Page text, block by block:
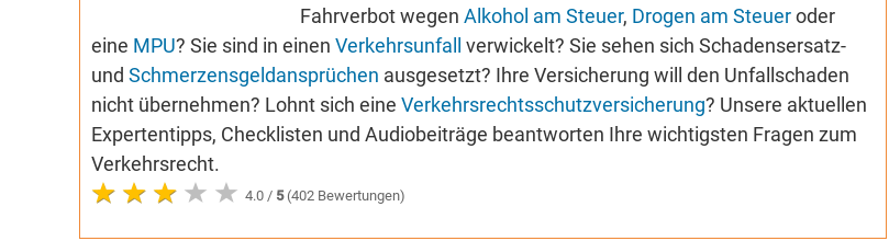
Fahrverbot wegen Alkohol am Steuer, Drogen am Steueroder
eine MPU? Sie sind in einen Verkehrsunfall
verwickelt? Sie sehen sich Schadensersatz-
und Schmerzensgeldansprüchen ausgesetzt? Ihre Versicherung will den Unfallschaden
nicht übernehmen? Lohnt sich eine Verkehrsrechtsschutzversicherung? Unsere aktuellen
Expertentipps, Checklisten und Audiobeiträge beantworten Ihre wichtigsten Fragen zum
Verkehrsrecht.
4.0 / 5(402 Bewertungen)